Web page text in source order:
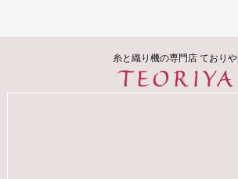
糸と織り機の専門店 ておりや